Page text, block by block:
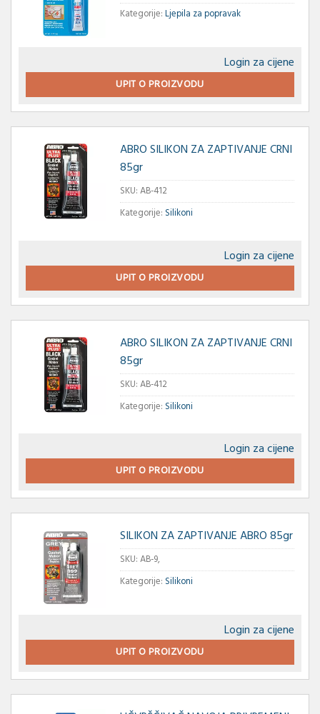
Kategorije:Ljepila za popravak
Login za cijene
UPIT O PROIZVODU
ABRO SILIKON ZA ZAPTIVANJE CRNI
85gr
SKU:AB-412
Kategorije: Silikoni
Login za cijene
UPIT O PROIZVODU
ABRO SILIKON ZA ZAPTIVANJE CRNI
85gr
SKU:AB-412
Kategorije: Silikoni
Login za cijene
UPIT O PROIZVODU
SILIKON ZA ZAPTIVANJE ABRO 85gr
SKU:AB-9,
Kategorije: Silikoni
Login za cijene
UPIT O PROIZVODU